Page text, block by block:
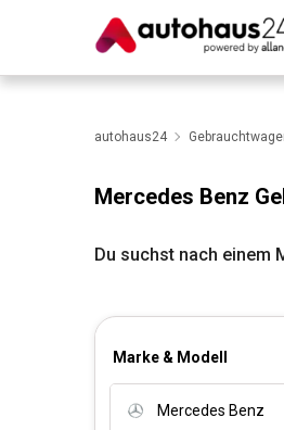
Wir bewerten dein AutoRund
autohaus24
Mercedes Benz
Du suchst nach einem
Marke & Modell
Mercedes Benz